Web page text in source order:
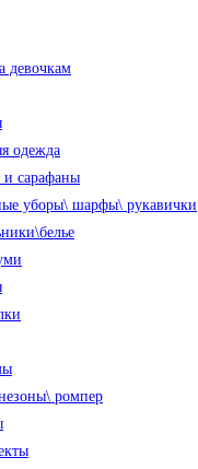
девочкам
одежда
и сарафаны
уборы\ шарфы\ рукавички
ромпер